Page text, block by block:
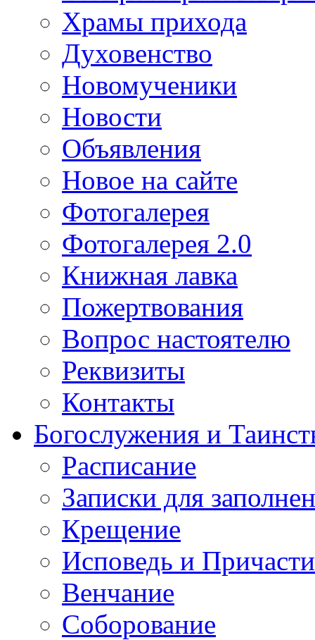
Храмы прихода
Духовенство
Новомученики
Новости
Объявления
Новое на сайте
Фотогалерея
Фотогалерея 2.0
Книжная лавка
Пожертвования
Вопрос настоятелю
Реквизиты
Контакты
Богослужения и
Расписание
Записки для
Крещение
Исповедь и
Венчание
Соборование